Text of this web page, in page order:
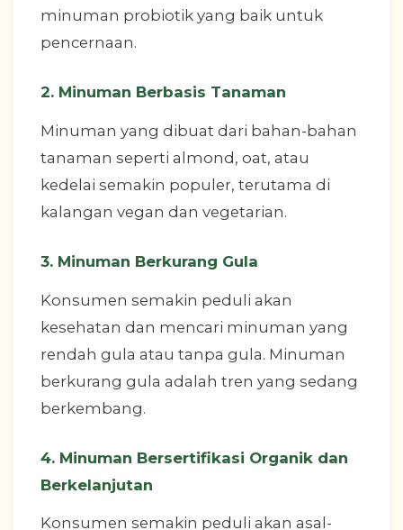
minuman probiotik yang baik untuk
pencernaan.
2. Minuman Berbasis Tanaman
Minuman yang dibuat dari bahan-bahan
tanaman seperti almond, oat, atau
kedelai semakin populer, terutama di
kalangan vegan dan vegetarian.
3. Minuman Berkurang Gula
Konsumen semakin peduli akan
kesehatan dan mencari minuman yang
rendah gula atau tanpa gula. Minuman
berkurang gula adalah tren yang sedang
berkembang.
4. Minuman Bersertifikasi Organik dan
Berkelanjutan
Konsumen semakin peduli akan asal-